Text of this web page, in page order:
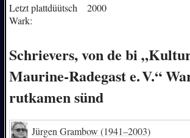
Letzt plattdüütsch
Wark:
2000
Schrievers, von de bi
Maurine-Radegast e. V.“
rutkamen sünd
Jürgen Grambow(1941–2003)